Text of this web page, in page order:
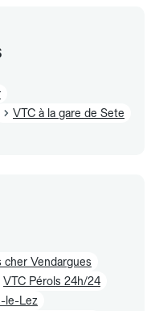
VTC à la gare de Sete
cher Vendargues
VTC Pérols 24h/24
le-Lez